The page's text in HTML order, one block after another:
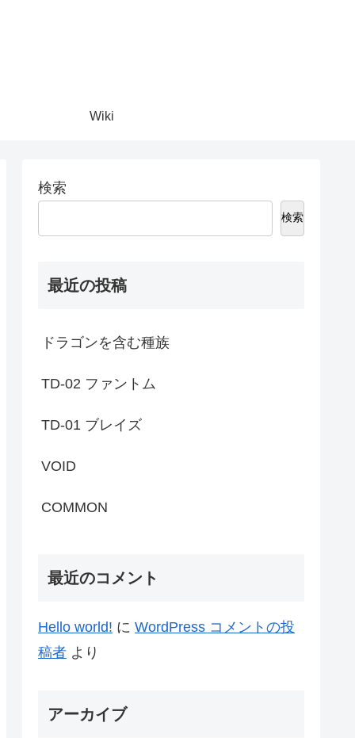
Wiki
検索
検索
最近の投稿
ドラゴンを含む種族
TD-02 ファントム
TD-01 ブレイズ
VOID
COMMON
最近のコメント
Hello world! に WordPress コメントの投
稿者 より
アーカイブ